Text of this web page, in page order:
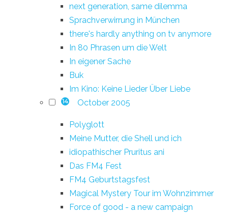
next generation, same dilemma
Sprachverwirrung in München
there's hardly anything on tv anymore
In 80 Phrasen um die Welt
In eigener Sache
Buk
Im Kino: Keine Lieder Über Liebe
14 October 2005
Polyglott
Meine Mutter, die Shell und ich
idiopathischer Pruritus ani
Das FM4 Fest
FM4 Geburtstagsfest
Magical Mystery Tour im Wohnzimmer
Force of good - a new campaign